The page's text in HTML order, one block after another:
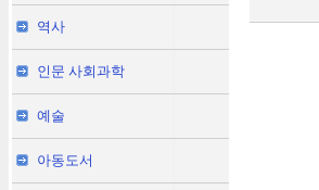
역사
인문 사회과학
예술
아동도서